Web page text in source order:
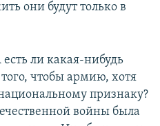
они будут только в
есть ли какая-нибудь
чтобы армию, хотя
признаку?
войны была